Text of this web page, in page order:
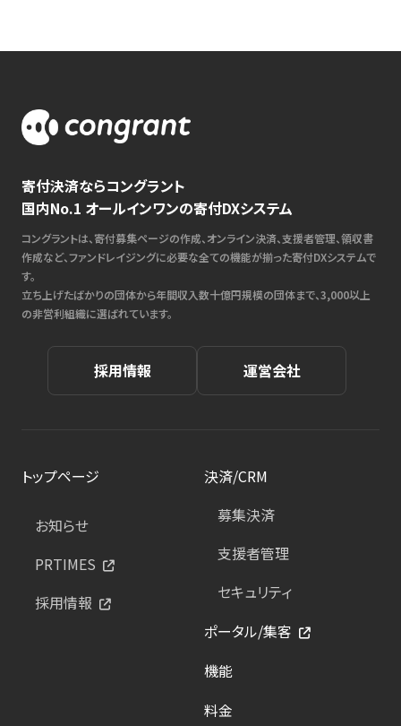
寄付決済ならコングラント
国内No.1 オールインワンの寄付DXシステム
コングラントは、寄付募集ページの作成、オンライン決済、支援者管理、領収書
作成など、ファンドレイジングに必要な全ての機能が揃った寄付DXシステムで
す。
立ち上げたばかりの団体から年間収入数十億円規模の団体まで、3,000以上
の非営利組織に選ばれています。
採用情報 運営会社
トップページ
お知らせ
PRTIMES
採用情報
決済/CRM
募集決済
支援者管理
セキュリティ
ポータル/集客
機能
料金